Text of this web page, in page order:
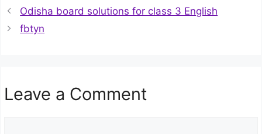
Odisha board solutions for class 3 English
fbtyn
Leave a Comment